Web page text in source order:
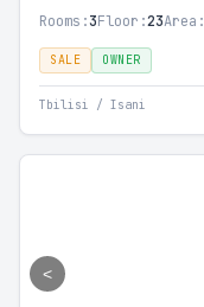
Rooms:3Floor:23Area:
SALE OWNER
Tbilisi / Isani
<